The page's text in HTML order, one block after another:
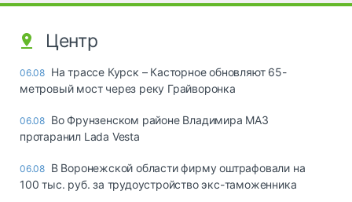
Центр
06.08 На трассе Курск – Касторное обновляют 65-
метровый мост через реку Грайворонка
06.08 Во Фрунзенском районе Владимира МАЗ
протаранил Lada Vesta
06.08 В Воронежской области фирму оштрафовали на
100 тыс. руб. за трудоустройство экс-таможенника